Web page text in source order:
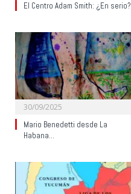
El Centro Adam Smith: ¿En serio?
30/09/2025
Mario Benedetti desde La
Habana…